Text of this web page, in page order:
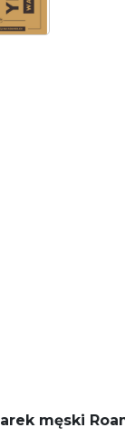
męski